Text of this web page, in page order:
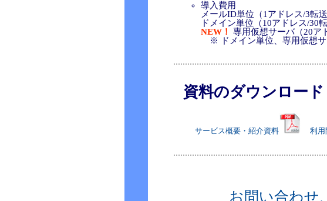
導入費用
メールID単位（1アドレス/3転
ドメイン単位（10アドレス/30
NEW！
専用仮想サーバ（20ア
※ ドメイン単位、専用仮想サ
資料のダウンロード
サービス概要・紹介資料 利用
お問い合わせ